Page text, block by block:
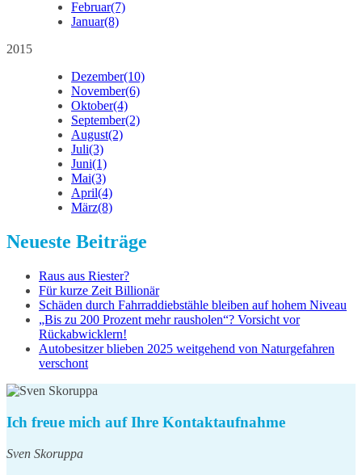
Februar(7)
Januar(8)
2015
Dezember(10)
November(6)
Oktober(4)
September(2)
August(2)
Juli(3)
Juni(1)
Mai(3)
April(4)
März(8)
Neueste Beiträge
Raus aus Riester?
Für kurze Zeit Billionär
Schäden durch Fahrraddiebstähle bleiben auf hohem Niveau
„Bis zu 200 Prozent mehr rausholen“? Vorsicht vor
Rückabwicklern!
Autobesitzer blieben 2025 weitgehend von Naturgefahren
verschont
Ich freue mich auf Ihre Kontaktaufnahme
Sven Skoruppa